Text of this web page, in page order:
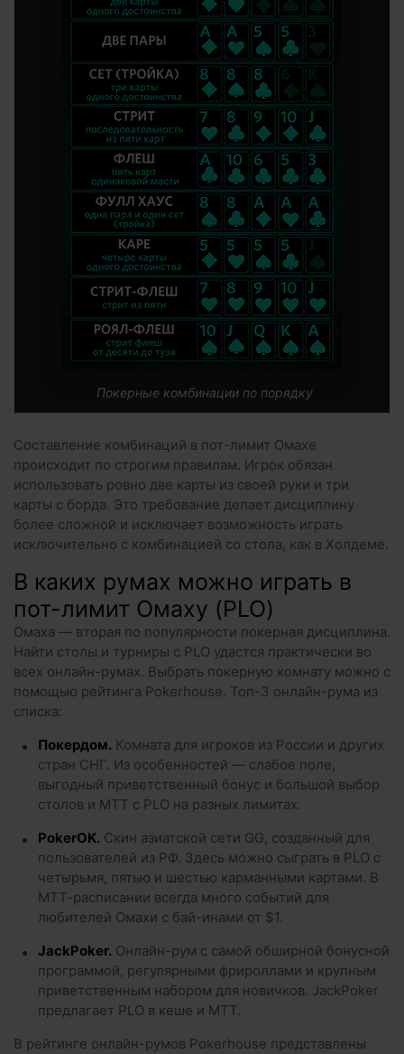
Покерные комбинации по порядку
Составление комбинаций в пот-лимит Омахе
происходит по строгим правилам. Игрок обязан
использовать ровно две карты из своей руки и три
карты с борда. Это требование делает дисциплину
более сложной и исключает возможность играть
исключительно с комбинацией со стола, как в Холдеме.
В каких румах можно играть в
пот-лимит Омаху (PLO)
Омаха — вторая по популярности покерная дисциплина.
Найти столы и турниры с PLO удастся практически во
всех онлайн-румах. Выбрать покерную комнату можно с
помощью рейтинга Pokerhouse. Топ-3 онлайн-рума из
списка:
Покердом. Комната для игроков из России и других
стран СНГ. Из особенностей — слабое поле,
выгодный приветственный бонус и большой выбор
столов и МТТ с PLO на разных лимитах.
PokerOK. Скин азиатской сети GG, созданный для
пользователей из РФ. Здесь можно сыграть в PLO с
четырьмя, пятью и шестью карманными картами. В
МТТ-расписании всегда много событий для
любителей Омахи с бай-инами от $1.
JackPoker. Онлайн-рум с самой обширной бонусной
программой, регулярными фрироллами и крупным
приветственным набором для новичков. JackPoker
предлагает PLO в кеше и МТТ.
В рейтинге онлайн-румов Pokerhouse представлены